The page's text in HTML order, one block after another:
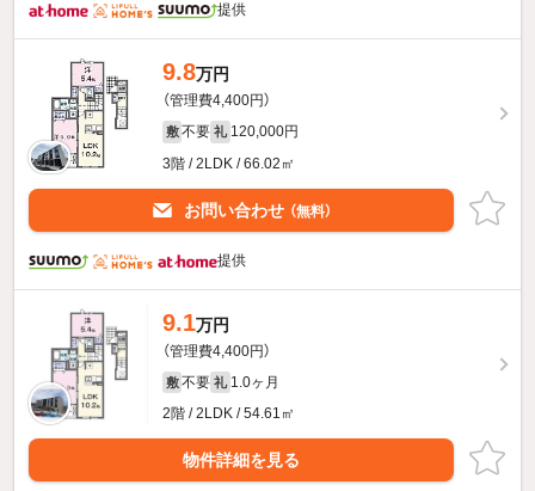
提供
9.8万円
（管理費4,400円）
敷 不要 礼 120,000円
3階 / 2LDK / 66.02㎡
お問い合わせ （無料）
提供
9.1万円
（管理費4,400円）
敷 不要 礼 1.0ヶ月
2階 / 2LDK / 54.61㎡
物件詳細を見る